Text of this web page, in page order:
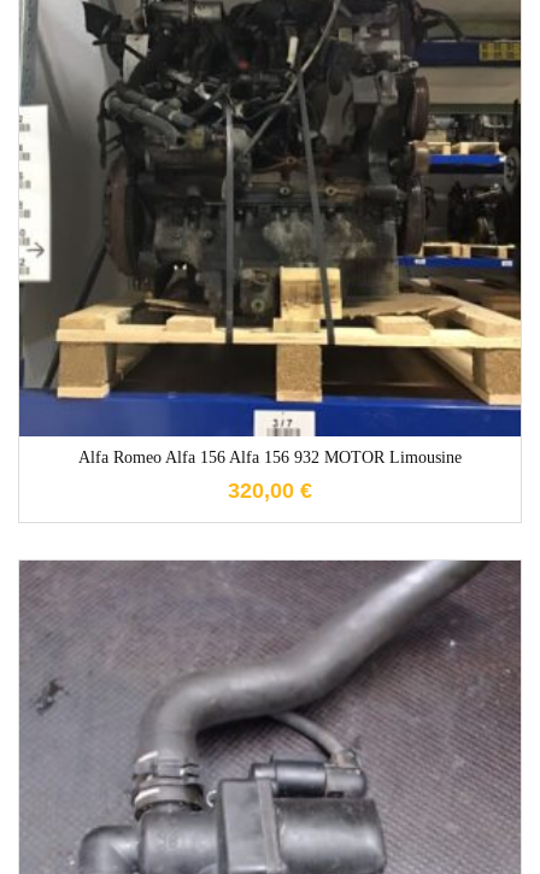
Alfa Romeo Alfa 156 Alfa 156 932 MOTOR Limousine
320,00 €
1-3 Werktage
1-3 Werktage